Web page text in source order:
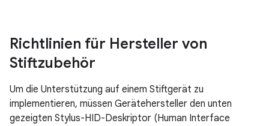
Richtlinien für Hersteller von
Stiftzubehör
Um die Unterstützung auf einem Stiftgerät zu
implementieren, müssen Gerätehersteller den unten
gezeigten Stylus-HID-Deskriptor (Human Interface